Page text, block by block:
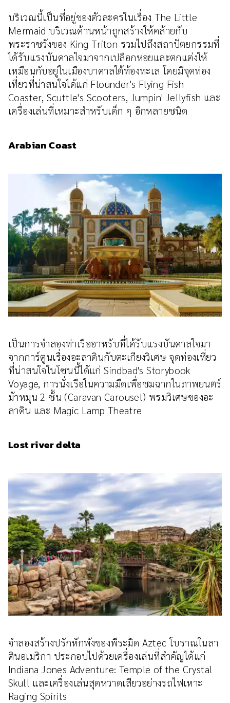
บริเวณนี้เป็นที่อยู่ของตัวละครในเรื่อง The Little
Mermaid บริเวณด้านหน้าถูกสร้างให้คล้ายกับ
พระราชวังของ King Triton รวมไปถึงสถาปัตยกรรมที่
ได้รับแรงบันดาลใจมาจากเปลือกหอยและตกแต่งให้
เหมือนกับอยู่ในเมืองบาดาลใต้ท้องทะเล โดยมีจุดท่อง
เที่ยวที่น่าสนใจได้แก่ Flounder's Flying Fish
Coaster, Scuttle's Scooters, Jumpin' Jellyfish และ
เครื่องเล่นที่เหมาะสำหรับเด็ก ๆ อีกหลายชนิด
Arabian Coast
เป็นการจำลองท่าเรืออาหรับที่ได้รับแรงบันดาลใจมา
จากการ์ตูนเรื่องอะลาดินกับตะเกียงวิเศษ จุดท่องเที่ยว
ที่น่าสนใจในโซนนี้ได้แก่ Sindbad's Storybook
Voyage, การนั่งเรือในความมืดเพื่อชมฉากในภาพยนตร์
ม้าหมุน 2 ชั้น (Caravan Carousel) พรมวิเศษของอะ
ลาดิน และ Magic Lamp Theatre
Lost river delta
จำลองสร้างปรักหักพังของพีระมิด Aztec โบราณในลา
ตินอเมริกา ประกอบไปด้วยเครื่องเล่นที่สำคัญได้แก่
Indiana Jones Adventure: Temple of the Crystal
Skull และเครื่องเล่นสุดหวาดเสียวอย่างรถไฟเหาะ
Raging Spirits